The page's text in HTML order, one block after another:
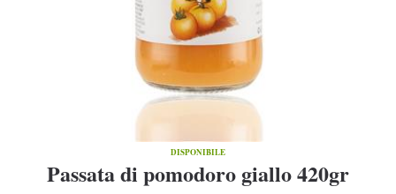
DISPONIBILE
Passata di pomodoro giallo 420gr